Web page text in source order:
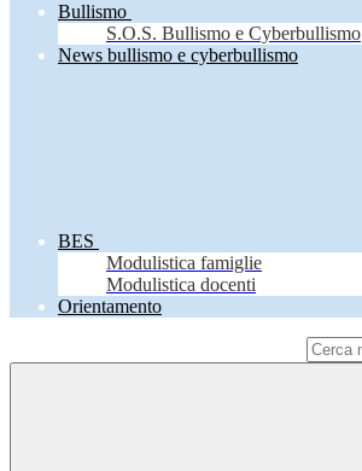
Bullismo
S.O.S. Bullismo e Cyberbullismo
News bullismo e cyberbullismo
BES
Modulistica famiglie
Modulistica docenti
Orientamento